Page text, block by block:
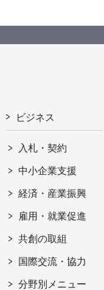
ビジネス
入札・契約
中小企業支援
経済・産業振興
雇用・就業促進
共創の取組
国際交流・協力
分野別メニュー